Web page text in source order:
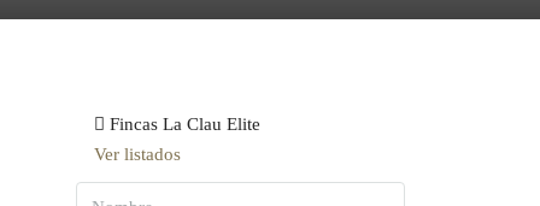
Fincas La Clau Elite
Ver listados